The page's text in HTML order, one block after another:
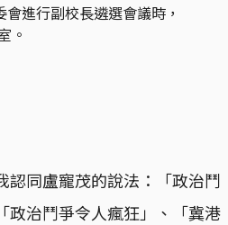
進行副校長遴選會議時，
。
認同盧寵茂的說法：「政治鬥
政治鬥爭令人瘋狂」、「冀港